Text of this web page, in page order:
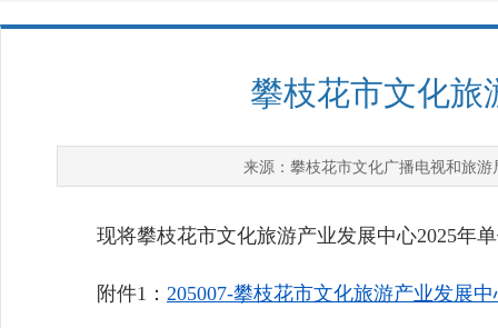
攀枝花市文化旅
来源： 攀枝花市文化广播电视和旅游
现将攀枝花市文化旅游产业发展中心2025年单
附件1： 205007-攀枝花市文化旅游产业发展